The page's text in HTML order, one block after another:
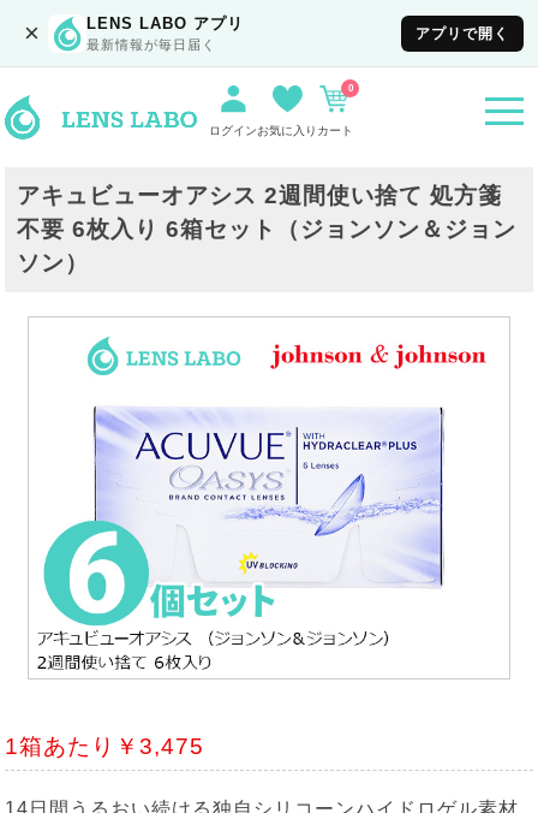
× LENS LABO アプリ
最新情報が毎日届く
アプリで開く
ログインお気に入り カート
0
アキュビューオアシス 2週間使い捨て 処方箋
不要 6枚入り 6箱セット（ジョンソン＆ジョン
ソン）
1箱あたり￥3,475